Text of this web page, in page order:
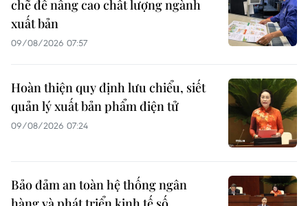
chẽ để nâng cao chất lượng ngành
xuất bản
09/08/2026 07:57
Hoàn thiện quy định lưu chiểu, siết
quản lý xuất bản phẩm điện tử
09/08/2026 07:24
Bảo đảm an toàn hệ thống ngân